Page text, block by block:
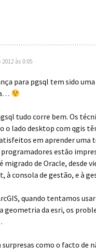
às 0:05
para pgsql tem sido
tudo corre bem. Os
o lado desktop com qgis
em aprender uma
estão
migrado de Oracle, desde
à consola de gestão, e à
quando tentamos
geometria da esri, os
como o facto de